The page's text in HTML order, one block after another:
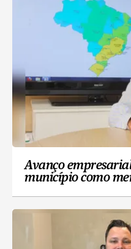
Avanço
município como